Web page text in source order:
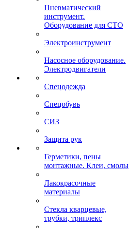
Пневматический
инструмент.
Оборудование для СТО
Электроинструмент
Насосное оборудование.
Электродвигатели
Спецодежда
Спецобувь
СИЗ
Защита рук
Герметики, пены
монтажные. Клеи, смолы
Лакокрасочные
материалы
Стекла кварцевые,
трубки, триплекс